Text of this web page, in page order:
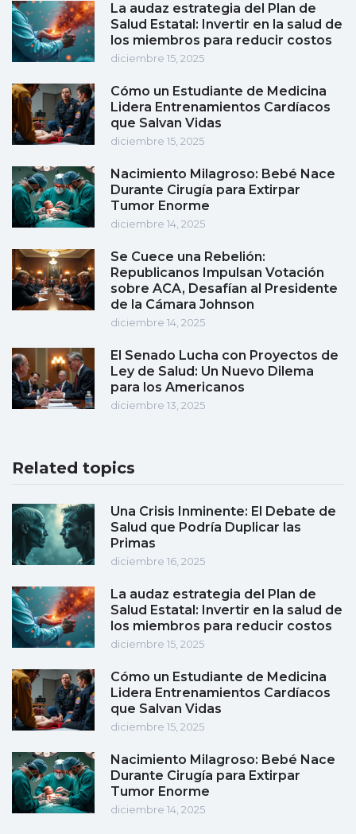
La audaz estrategia del Plan de
Salud Estatal: Invertir en la salud de
los miembros para reducir costos
diciembre 15, 2025
Cómo un Estudiante de Medicina
Lidera Entrenamientos Cardíacos
que Salvan Vidas
diciembre 15, 2025
Nacimiento Milagroso: Bebé Nace
Durante Cirugía para Extirpar
Tumor Enorme
diciembre 14, 2025
Se Cuece una Rebelión:
Republicanos Impulsan Votación
sobre ACA, Desafían al Presidente
de la Cámara Johnson
diciembre 14, 2025
El Senado Lucha con Proyectos de
Ley de Salud: Un Nuevo Dilema
para los Americanos
diciembre 13, 2025
Related topics
Una Crisis Inminente: El Debate de
Salud que Podría Duplicar las
Primas
diciembre 16, 2025
La audaz estrategia del Plan de
Salud Estatal: Invertir en la salud de
los miembros para reducir costos
diciembre 15, 2025
Cómo un Estudiante de Medicina
Lidera Entrenamientos Cardíacos
que Salvan Vidas
diciembre 15, 2025
Nacimiento Milagroso: Bebé Nace
Durante Cirugía para Extirpar
Tumor Enorme
diciembre 14, 2025